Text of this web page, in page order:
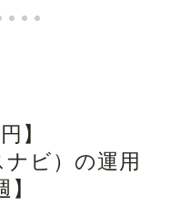
】
ビ）の運用